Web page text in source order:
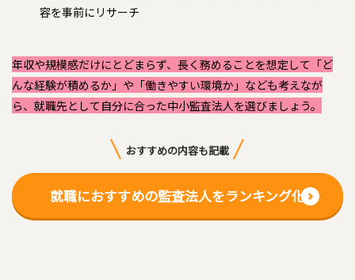
容を事前にリサーチ
年収や規模感だけにとどまらず、長く務めることを想定して「ど
んな経験が積めるか」や「働きやすい環境か」なども考えなが
ら、就職先として自分に合った中小監査法人を選びましょう。
おすすめの内容も記載
就職におすすめの監査法人をランキング化